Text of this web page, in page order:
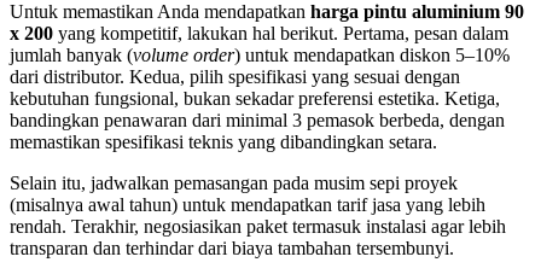
Untuk memastikan Anda mendapatkan harga pintu aluminium 90
x 200 yang kompetitif, lakukan hal berikut. Pertama, pesan dalam
jumlah banyak (volume order) untuk mendapatkan diskon 5–10%
dari distributor. Kedua, pilih spesifikasi yang sesuai dengan
kebutuhan fungsional, bukan sekadar preferensi estetika. Ketiga,
bandingkan penawaran dari minimal 3 pemasok berbeda, dengan
memastikan spesifikasi teknis yang dibandingkan setara.
Selain itu, jadwalkan pemasangan pada musim sepi proyek
(misalnya awal tahun) untuk mendapatkan tarif jasa yang lebih
rendah. Terakhir, negosiasikan paket termasuk instalasi agar lebih
transparan dan terhindar dari biaya tambahan tersembunyi.